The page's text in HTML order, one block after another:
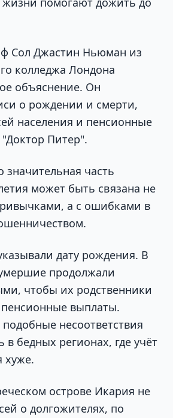
Сол Джастин Ньюман из
колледжа Лондона
объяснение. Он
о рождении и смерти,
населения и пенсионные
"Доктор Питер".
значительная часть
может быть связана не
а с ошибками в
дату рождения. В
продолжали
чтобы их родственники
выплаты.
несоответствия
в бедных регионах, где учёт
хуже.
острове Икария не
о долгожителях, по